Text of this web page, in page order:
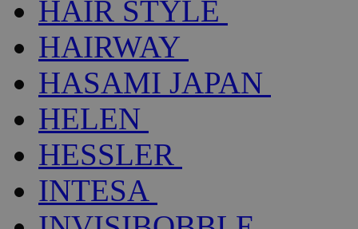
HAIR STYLE
HAIRWAY
HASAMI JAPAN
HELEN
HESSLER
INTESA